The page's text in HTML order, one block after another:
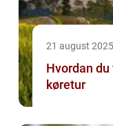
21 august 2025
Hvordan
køretur